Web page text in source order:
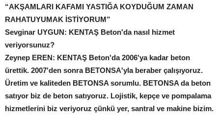
“AKŞAMLARI KAFAMI YASTIĞA KOYDUĞUM ZAMAN
RAHATUYUMAK İSTİYORUM”
Sevginar UYGUN: KENTAŞ Beton'da nasıl hizmet
veriyorsunuz?
Zeynep EREN: KENTAŞ Beton'da 2006'ya kadar beton
ürettik. 2007'den sonra BETONSA'yla beraber çalışıyoruz.
Üretim ve kaliteden BETONSA sorumlu. BETONSA da beton
satıyor biz de beton satıyoruz. Lojistik, kepçe ve pompalama
hizmetlerini biz veriyoruz çünkü yer, santral ve makine bizim.